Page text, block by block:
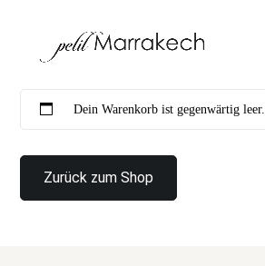
Dein Warenkorb ist gegenwärtig leer.
Zurück zum Shop